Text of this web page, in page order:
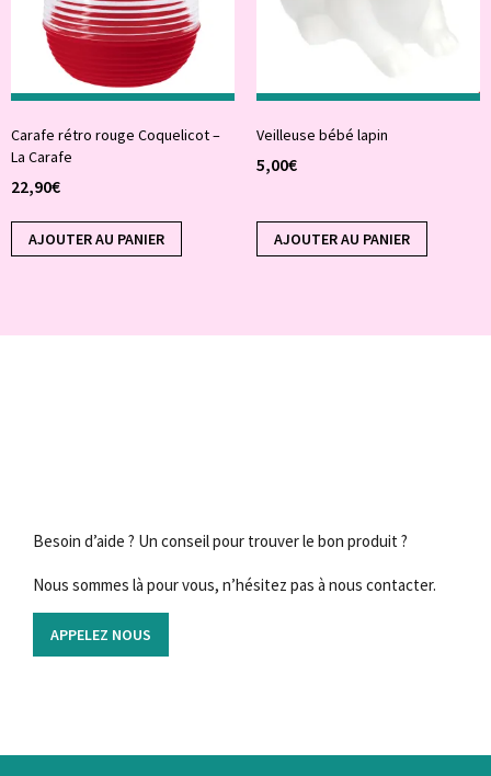
Carafe rétro rouge Coquelicot –
La Carafe
22,90€
AJOUTER AU PANIER
Veilleuse bébé lapin
5,00€
AJOUTER AU PANIER
Besoin d’aide ? Un conseil pour trouver le bon produit ?
Nous sommes là pour vous, n’hésitez pas à nous contacter.
APPELEZ NOUS